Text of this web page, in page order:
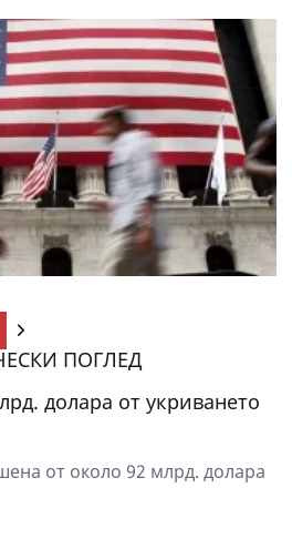
ПОГЛЕД
долара от укриването
от около 92 млрд. долара